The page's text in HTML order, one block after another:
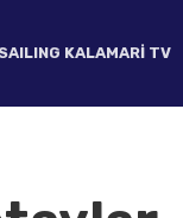
SAILING KALAMARI TV